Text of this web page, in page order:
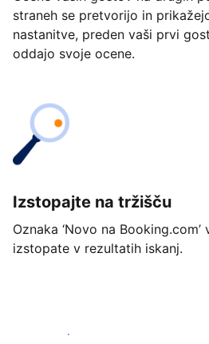
straneh se pretvorijo in
nastanitve, preden vaši prvi
oddajo svoje ocene.
Izstopajte na tržišču
Oznaka ‘Novo na
izstopate v rezultatih iskanj.
Začnite danes